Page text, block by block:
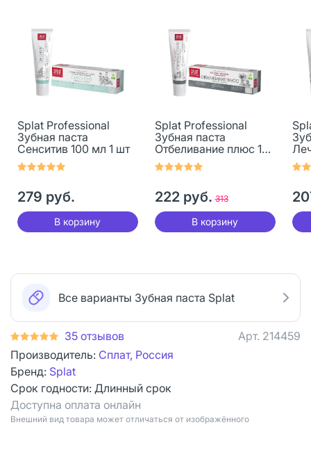
Splat Professional
Зубная паста
Сенситив 100 мл 1 шт
279 руб.
В корзину
Splat Professional
Зубная паста
Отбеливание плюс 100
мл 1 шт
222 руб. 313
В корзину
мл
Все варианты Зубная паста Splat
35 отзывов Арт. 214459
Производитель: Сплат, Россия
Бренд: Splat
Срок годности: Длинный срок
Доступна оплата онлайн
Bнешний вид товара может отличаться от изображённого